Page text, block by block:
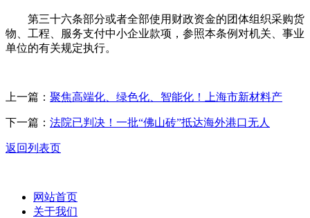
第三十六条部分或者全部使用财政资金的团体组织采购货
物、工程、服务支付中小企业款项，参照本条例对机关、事业
单位的有关规定执行。
上一篇： 聚焦高端化、绿色化、智能化！上海市新材料产
下一篇： 法院已判决！一批“佛山砖”抵达海外港口无人
返回列表页
网站首页
关于我们